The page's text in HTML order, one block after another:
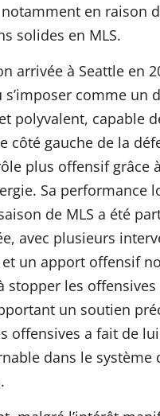
en raison
solides en MLS.
arrivée à Seattle en
s’imposer comme un
polyvalent, capable
côté gauche de la
plus offensif grâce
Sa performance
de MLS a été
avec plusieurs
un apport offensif
stopper les offensives
un soutien
offensives a fait de
dans le système